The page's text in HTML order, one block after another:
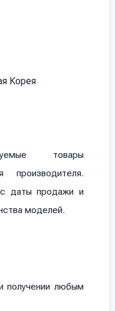
Корея
товары
производителя.
с даты продажи и
моделей.
получении любым